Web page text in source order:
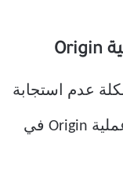
عدم استجابة
Origin. لذلك ، يجب إعادة تشغيل عملية Origin في